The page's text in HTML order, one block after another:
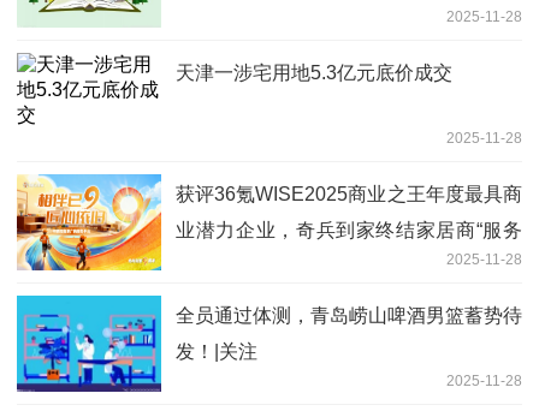
2025-11-28
天津一涉宅用地5.3亿元底价成交
2025-11-28
获评36氪WISE2025商业之王年度最具商
业潜力企业，奇兵到家终结家居商“服务
2025-11-28
全员通过体测，青岛崂山啤酒男篮蓄势待
发！|关注
2025-11-28